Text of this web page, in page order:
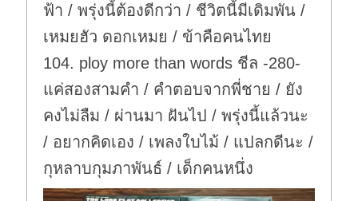
ฟ้า / พรุ่งนี้ต้องดีกว่า / ชีวิตนี้มีเดิมพัน /
เหมยฮัว ดอกเหมย / ข้าคือคนไทย
104. ploy more than words ชีล -280-
แค่สองสามคำ / คำตอบจากพี่ชาย / ยัง
คงไม่ลืม / ผ่านมา ฝันไป / พรุ่งนี้แล้วนะ
/ อยากคิดเอง / เพลงใบไม้ / แปลกดีนะ /
กุหลาบกุมภาพันธ์ / เด็กคนหนึ่ง